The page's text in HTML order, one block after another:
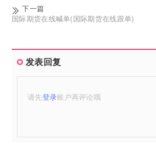
下一篇
国际期货在线喊单(国际期货在线跟单)
发表回复
请先登录账户再评论哦